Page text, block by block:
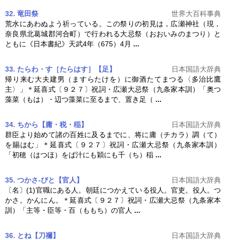
32. 竜田祭
世界大百科事典
荒水にあわぬよう祈っている。この祭りの初見は，広瀬神社（現，
奈良県北葛城郡河合町）で行われる大忌祭 （おおいみのまつり）と
ともに《日本書紀》天武4年（675）4月 ...
33. たらわ・す［たらはす］【足】
日本国語大辞典
帰り来む大夫建男（ますらたけを）に御酒たてまつる〈多治比鷹
主〉」＊延喜式〔９２７〕祝詞・広瀬大忌祭 （九条家本訓）「奥つ
藻菜（もは）・辺つ藻菜に至るまで、置き足（ ...
34. ちから【庸・税・稲】
日本国語大辞典
群臣より始めて諸の百姓に及るまでに、将に庸（チカラ）調（て）
を賜はむ」＊延喜式〔９２７〕祝詞・広瀬大忌祭 （九条家本訓）
「初穂（はつほ）をば汁にも穎にも千（ち）稲 ...
35. つかさ‐びと【官人】
日本国語大辞典
〔名〕(1)官職にある人。朝廷につかえている役人。官吏。役人。つ
かさ。かんにん。＊延喜式〔９２７〕祝詞・広瀬大忌祭（九条家本
訓）「主等・臣等・百（ももち）の官人 ...
36. とね【刀禰】
日本国語大辞典